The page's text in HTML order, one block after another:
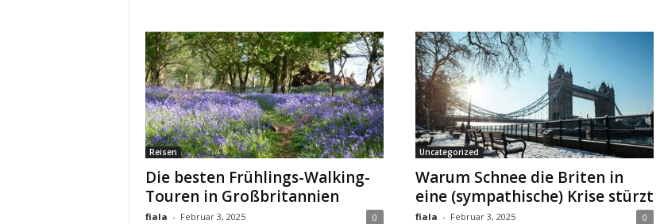
Reisen
Die besten Frühlings-Walking-
Touren in Großbritannien
fiala - Februar 3, 2025 0
Uncategorized
Warum Schnee die Briten in
eine (sympathische) Krise stürzt
fiala - Februar 3, 2025 0